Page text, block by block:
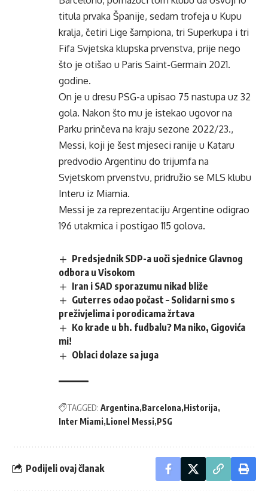
titula prvaka Španije, sedam trofeja u Kupu
kralja, četiri Lige šampiona, tri Superkupa i tri
Fifa Svjetska klupska prvenstva, prije nego
što je otišao u Paris Saint-Germain 2021.
godine.
On je u dresu PSG-a upisao 75 nastupa uz 32
gola. Nakon što mu je istekao ugovor na
Parku prinčeva na kraju sezone 2022/23.,
Messi, koji je šest mjeseci ranije u Kataru
predvodio Argentinu do trijumfa na
Svjetskom prvenstvu, pridružio se MLS klubu
Interu iz Miamia.
Messi je za reprezentaciju Argentine odigrao
196 utakmica i postigao 115 golova.
Predsjednik SDP-a uoči sjednice Glavnog
odbora u Visokom
Iran i SAD sporazumu nikad bliže
Guterres odao počast – Solidarni smo s
preživjelima i porodicama žrtava
Ko krade u bh. fudbalu? Ma niko, Gigovića
mi!
Oblaci dolaze sa juga
TAGGED: Argentina Barcelona Historija
Inter Miami Lionel Messi PSG
Podijeli ovaj članak